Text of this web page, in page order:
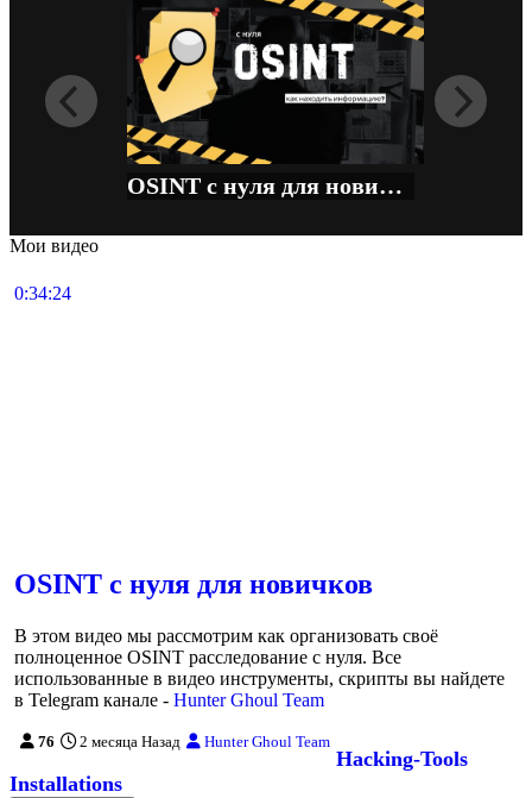
Воспроизвести Поделиться
OSINT с нуля для новичков
Мои видео
0:34:24
OSINT с нуля для новичков
В этом видео мы рассмотрим как организовать своё
полноценное OSINT расследование с нуля. Все
использованные в видео инструменты, скрипты вы найдете
в Telegram канале - Hunter Ghoul Team
76 2 месяца Назад Hunter Ghoul Team
Hacking-Tools
Installations